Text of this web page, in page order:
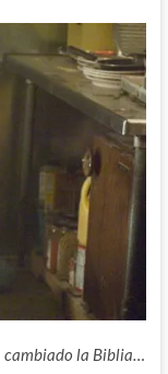
cambiado la Biblia…